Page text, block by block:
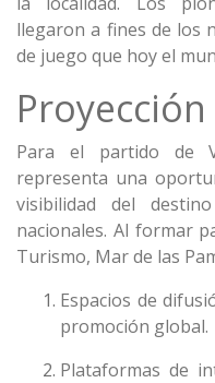
llegaron a fines de los
de juego que hoy el
Para el partido de
representa una
visibilidad del
nacionales. Al formar
Turismo, Mar de las
Espacios de
promoción global.
Plataformas de